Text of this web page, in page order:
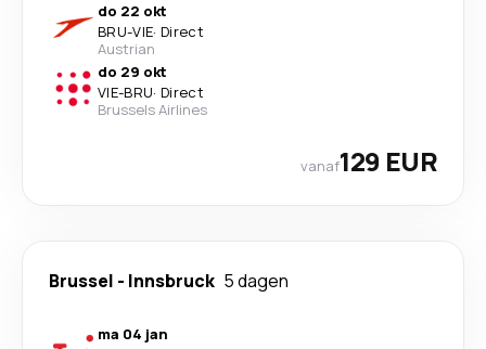
do 22 okt
BRU-VIE· Direct
Austrian
do 29 okt
VIE-BRU· Direct
Brussels Airlines
vanaf129 EUR
Brussel - Innsbruck 5 dagen
ma 04 jan